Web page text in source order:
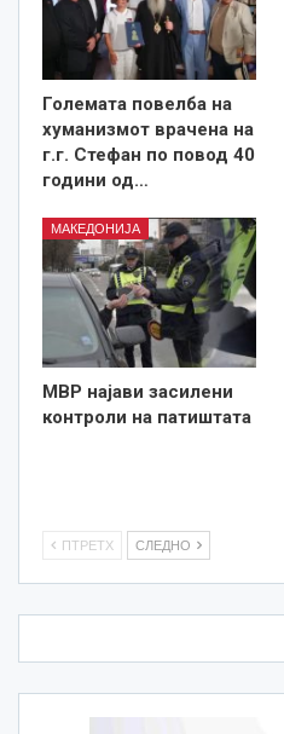
Големата повелба на
хуманизмот врачена на
г.г. Стефан по повод 40
години од…
МАКЕДОНИЈА
МВР најави засилени
контроли на патиштата
ПТРЕТХ СЛЕДНО